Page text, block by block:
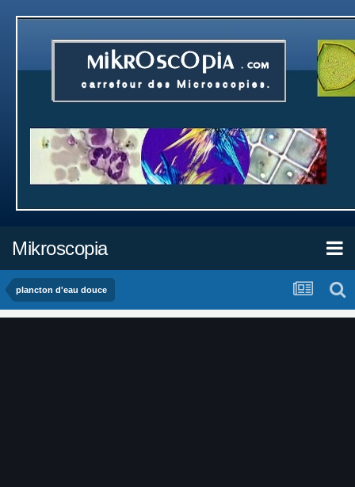
Mikroscopia
plancton d'eau douce